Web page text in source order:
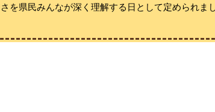
を県民みんなが深く理解する日として定められまし